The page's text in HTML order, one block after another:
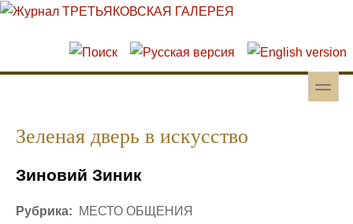
Перейти к основному содержанию
Skip to search
toggle
Зеленая дверь в искусство
Зиновий Зиник
Рубрика:
МЕСТО ОБЩЕНИЯ